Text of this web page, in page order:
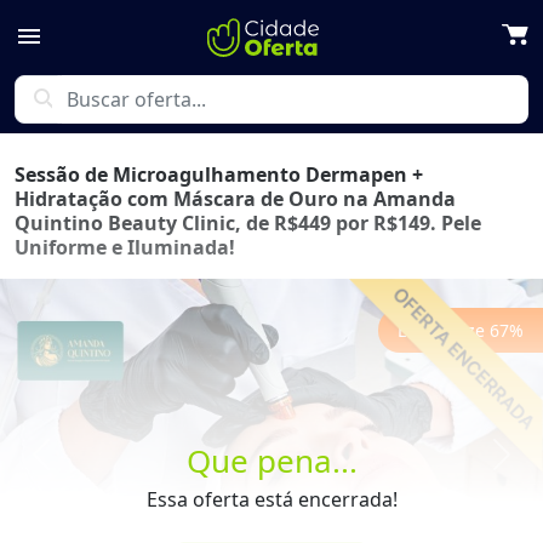
menu
search
Que pena...
Essa oferta está encerrada!
Sessão de Microagulhamento Dermapen +
Hidratação com Máscara de Ouro na Amanda
Quintino Beauty Clinic, de R$449 por R$149. Pele
Uniforme e Iluminada!
Economize 67%